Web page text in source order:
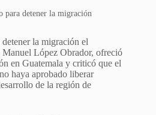
para detener la migración
la migración el
López Obrador, ofreció
en Guatemala y criticó que el
haya aprobado liberar
de la región de